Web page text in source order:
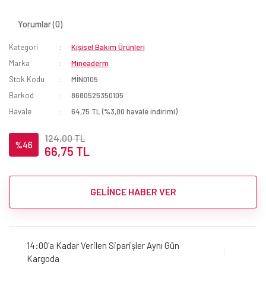
Yorumlar (0)
Kategori
Kişisel Bakım Ürünleri
Marka
Mineaderm
Stok Kodu
MİN0105
Barkod
8680525350105
Havale
64,75 TL (%3,00 havale indirimi)
%46
124,00 TL
66,75 TL
GELİNCE HABER VER
14:00'a Kadar Verilen Siparişler Aynı Gün
Kargoda